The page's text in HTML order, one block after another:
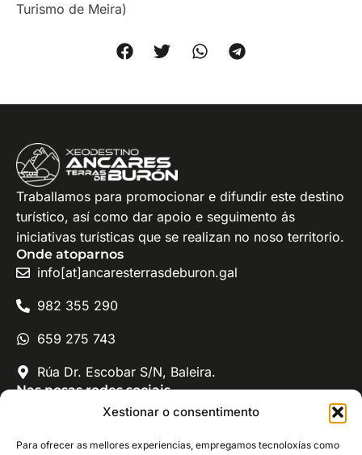
Xestionar o consentimento
Para ofrecer as mellores experiencias, empregamos tecnoloxías como
Turismo de Meira)
Traballamos para promocionar e difundir este destino
turístico, así como dar apoio e seguimento ás
iniciativas turísticas que se realizan no noso territorio.
Onde atoparnos
info[at]ancaresterrasdeburon.gal
982 355 290
659 275 743
Rúa Dr. Escobar S/N, Baleira.
Nas nosas redes sociais
Xeodestino Ancares - Terras de Burón
@ancaresterrasdeburon